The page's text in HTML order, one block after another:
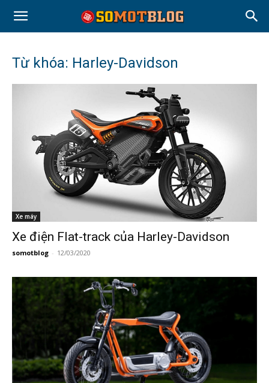
Từ khóa: Harley-Davidson
Xe máy
Xe điện Flat-track của Harley-Davidson
somotblog - 12/03/2020